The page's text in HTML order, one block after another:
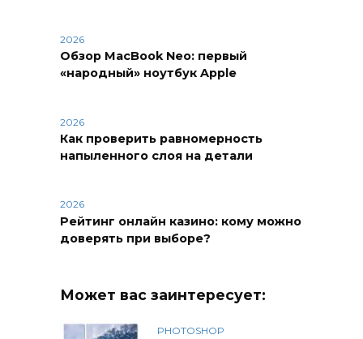
2026
Обзор MacBook Neo: первый
«народный» ноутбук Apple
2026
Как проверить равномерность
напыленного слоя на детали
2026
Рейтинг онлайн казино: кому можно
доверять при выборе?
Может вас заинтересует:
PHOTOSHOP